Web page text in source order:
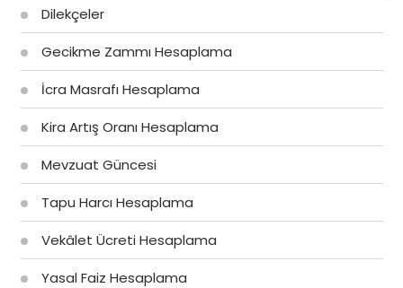
Dilekçeler
Gecikme Zammı Hesaplama
İcra Masrafı Hesaplama
Kira Artış Oranı Hesaplama
Mevzuat Güncesi
Tapu Harcı Hesaplama
Vekâlet Ücreti Hesaplama
Yasal Faiz Hesaplama